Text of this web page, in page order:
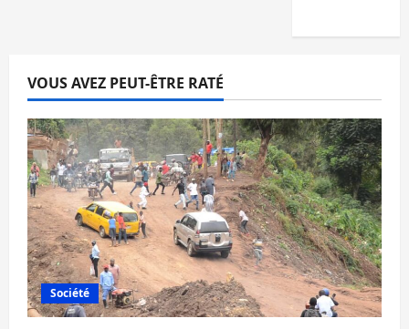
VOUS AVEZ PEUT-ÊTRE RATÉ
Société